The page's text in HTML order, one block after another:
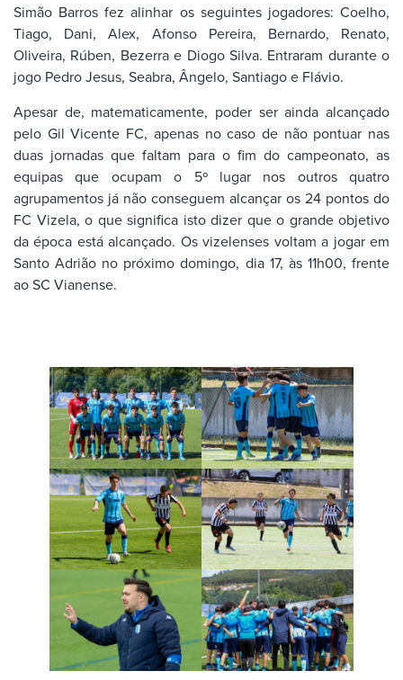
Simão Barros fez alinhar os seguintes jogadores: Coelho,
Tiago, Dani, Alex, Afonso Pereira, Bernardo, Renato,
Oliveira, Rúben, Bezerra e Diogo Silva. Entraram durante o
jogo Pedro Jesus, Seabra, Ângelo, Santiago e Flávio.
Apesar de, matematicamente, poder ser ainda alcançado
pelo Gil Vicente FC, apenas no caso de não pontuar nas
duas jornadas que faltam para o fim do campeonato, as
equipas que ocupam o 5º lugar nos outros quatro
agrupamentos já não conseguem alcançar os 24 pontos do
FC Vizela, o que significa isto dizer que o grande objetivo
da época está alcançado. Os vizelenses voltam a jogar em
Santo Adrião no próximo domingo, dia 17, às 11h00, frente
ao SC Vianense.